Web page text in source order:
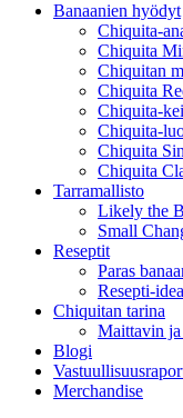
Banaanien hyödyt
Chiquita-
Chiquita
Chiquitan
Chiquita
Chiquita-
Chiquita-
Chiquita
Chiquita
Tarramallisto
Likely the
Small
Reseptit
Paras
Resepti-
Chiquitan tarina
Maittavin ja
Blogi
Merchandise